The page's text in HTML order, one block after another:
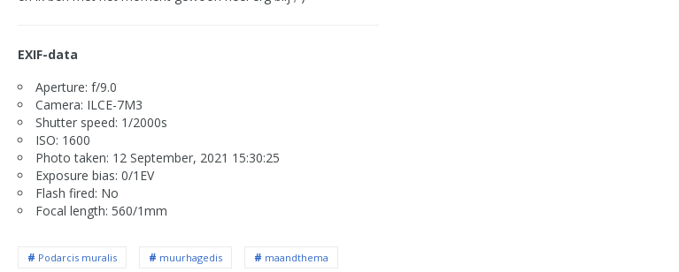
EXIF-data
Aperture: f/9.0
Camera: ILCE-7M3
Shutter speed: 1/2000s
ISO: 1600
Photo taken: 12 September, 2021 15:30:25
Exposure bias: 0/1EV
Flash fired: No
Focal length: 560/1mm
Podarcis muralis muurhagedis maandthema